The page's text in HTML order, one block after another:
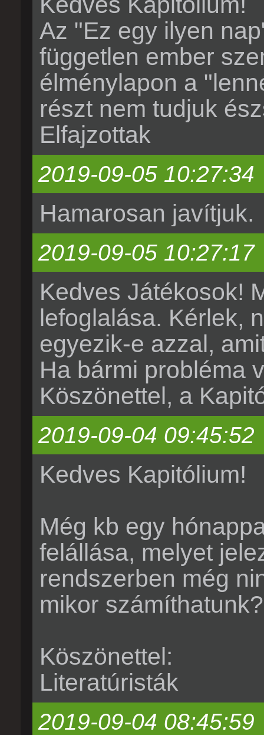
Az "Ez egy ilyen
független ember
élménylapon a
részt nem tudjuk
Elfajzottak
2019-09-05 10:27:34
Hamarosan javítjuk.
2019-09-05 10:27:17
Kedves Játékosok!
lefoglalása. Kérlek,
egyezik-e azzal,
Ha bármi probléma
Köszönettel, a
2019-09-04 09:45:52
Kedves Kapitólium!
Még kb egy
felállása, melyet
rendszerben még
mikor számíthatunk?
Köszönettel:
Literatúristák
2019-09-04 08:45:59